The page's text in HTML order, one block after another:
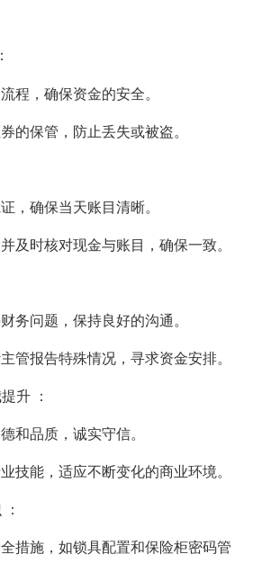
程，确保资金的安全。
的保管，防止丢失或被盗。
，确保当天账目清晰。
及时核对现金与账目，确保一致。
务问题，保持良好的沟通。
管报告特殊情况，寻求资金安排。
升 ：
和品质，诚实守信。
技能，适应不断变化的商业环境。
措施，如锁具配置和保险柜密码管